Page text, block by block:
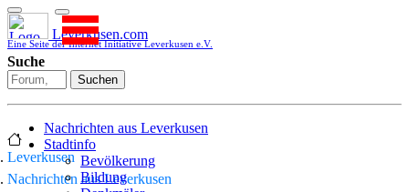
Leverkusen.com
Eine Seite der Internet Initiative Leverkusen e.V.
Suche
Suchen
Nachrichten aus Leverkusen
Stadtinfo
Bevölkerung
Bildung
Leverkusen
Nachrichten aus Leverkusen